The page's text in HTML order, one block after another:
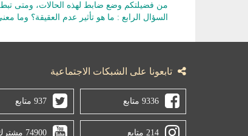
من فضيلتكم وضع ضابط لهذه الحالات، ومتى
السؤال الرابع : ما هو تأثير عدم العقيقة؟ وما
تابعونا على الشبكات الاجتماعية
9336 متابع 937 متابع
214 متابع 74900 مشترك